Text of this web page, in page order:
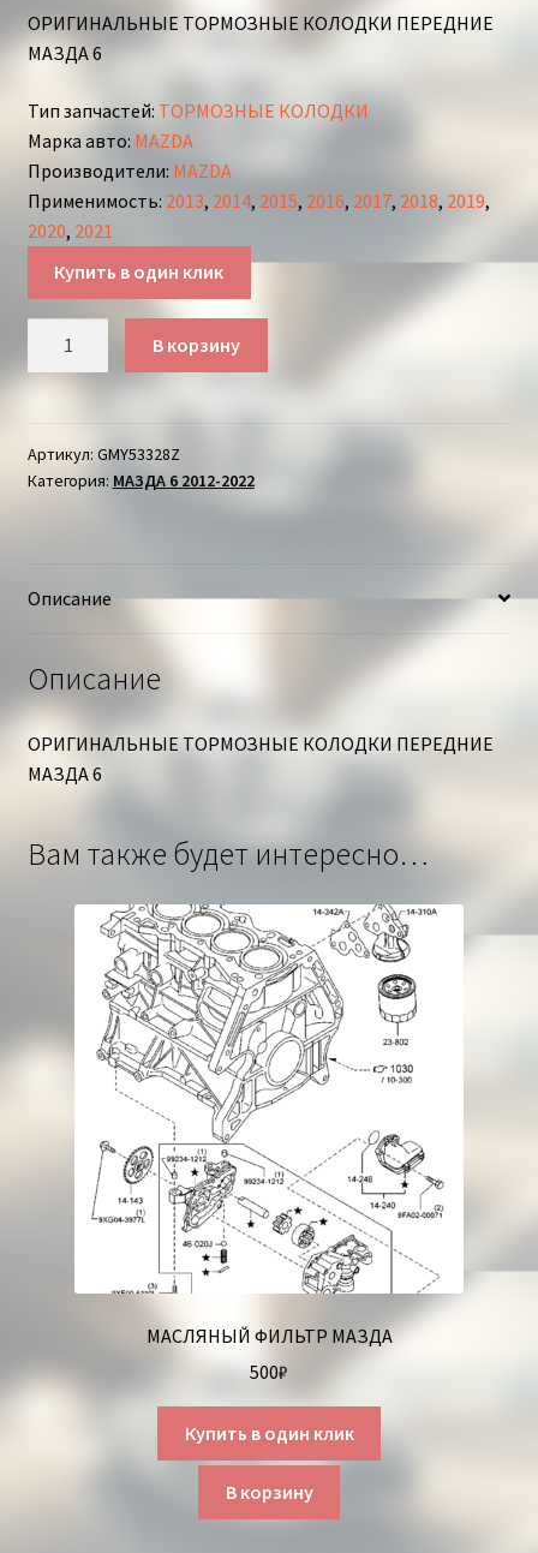
ОРИГИНАЛЬНЫЕ ТОРМОЗНЫЕ КОЛОДКИ ПЕРЕДНИЕ
МАЗДА 6
Тип запчастей: ТОРМОЗНЫЕ КОЛОДКИ
Марка авто: MAZDA
Производители: MAZDA
Применимость: 2013, 2014, 2015, 2016, 2017, 2018, 2019,
2020, 2021
Купить в один клик
ПЕРЕДНИЕ
МАЗДА
В корзину
Артикул: GMY53328Z
Категория: МАЗДА 6 2012-2022
Описание
Описание
ОРИГИНАЛЬНЫЕ ТОРМОЗНЫЕ КОЛОДКИ ПЕРЕДНИЕ
МАЗДА 6
Вам также будет интересно…
МАСЛЯНЫЙ ФИЛЬТР МАЗДА
500₽
Купить в один клик
В корзину